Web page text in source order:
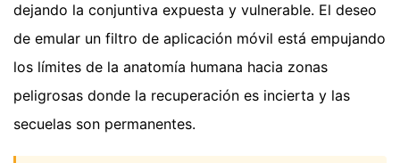
dejando la conjuntiva expuesta y vulnerable. El deseo
de emular un filtro de aplicación móvil está empujando
los límites de la anatomía humana hacia zonas
peligrosas donde la recuperación es incierta y las
secuelas son permanentes.